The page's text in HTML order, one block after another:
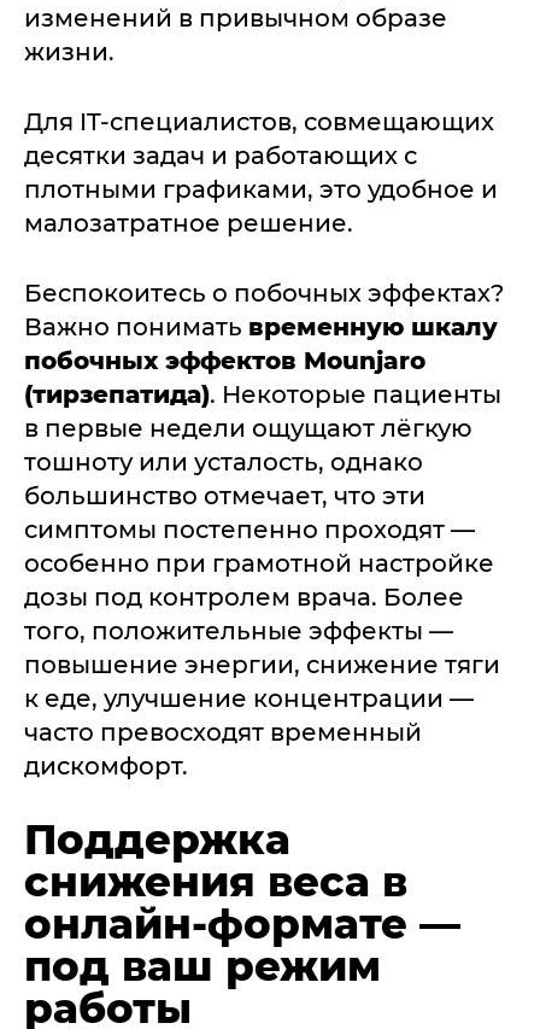
изменений в привычном образе
жизни.
Для IT-специалистов, совмещающих
десятки задач и работающих с
плотными графиками, это удобное и
малозатратное решение.
Беспокоитесь о побочных эффектах?
Важно понимать временную шкалу
побочных эффектов Mounjaro
(тирзепатида). Некоторые пациенты
в первые недели ощущают лёгкую
тошноту или усталость, однако
большинство отмечает, что эти
симптомы постепенно проходят —
особенно при грамотной настройке
дозы под контролем врача. Более
того, положительные эффекты —
повышение энергии, снижение тяги
к еде, улучшение концентрации —
часто превосходят временный
дискомфорт.
Поддержка
снижения веса в
онлайн-формате —
под ваш режим
работы